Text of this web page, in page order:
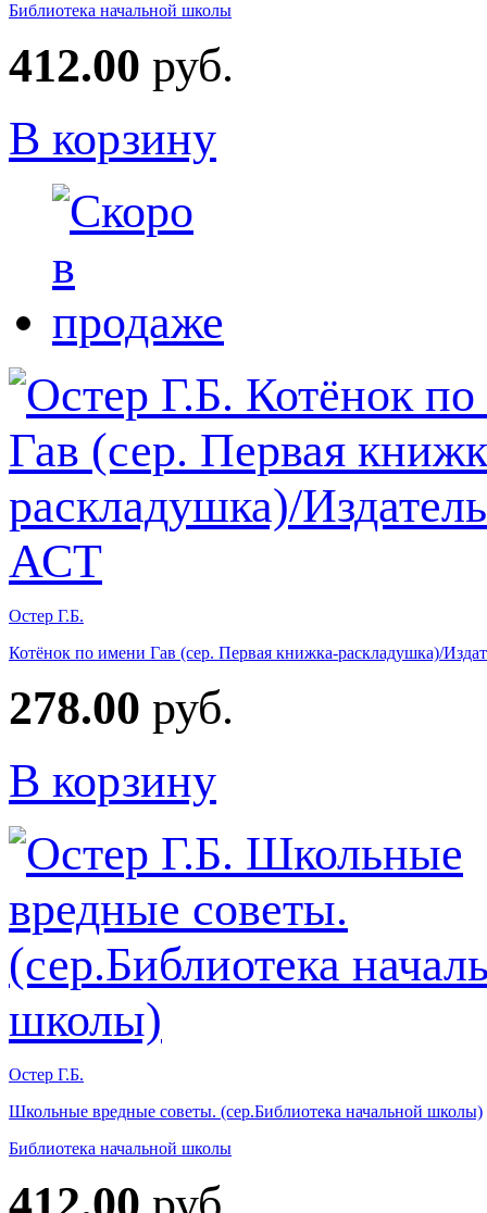
Библиотека начальной школы
412.00 руб.
В корзину
Остер Г.Б.
Котёнок по имени Гав (сер. Первая книжка-раскладушка)/
278.00 руб.
В корзину
Остер Г.Б.
Школьные вредные советы. (сер.Библиотека начальной школы)
Библиотека начальной школы